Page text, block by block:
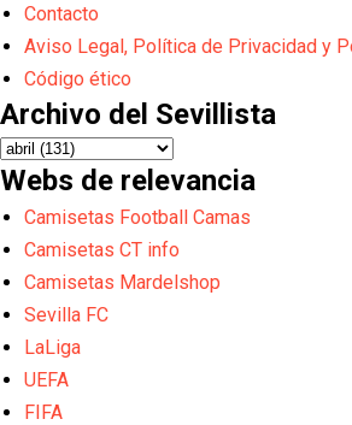
Contacto
Aviso Legal, Política de Privacidad y
Código ético
Archivo del Sevillista
Webs de relevancia
Camisetas Football Camas
Camisetas CT info
Camisetas Mardelshop
Sevilla FC
LaLiga
UEFA
FIFA